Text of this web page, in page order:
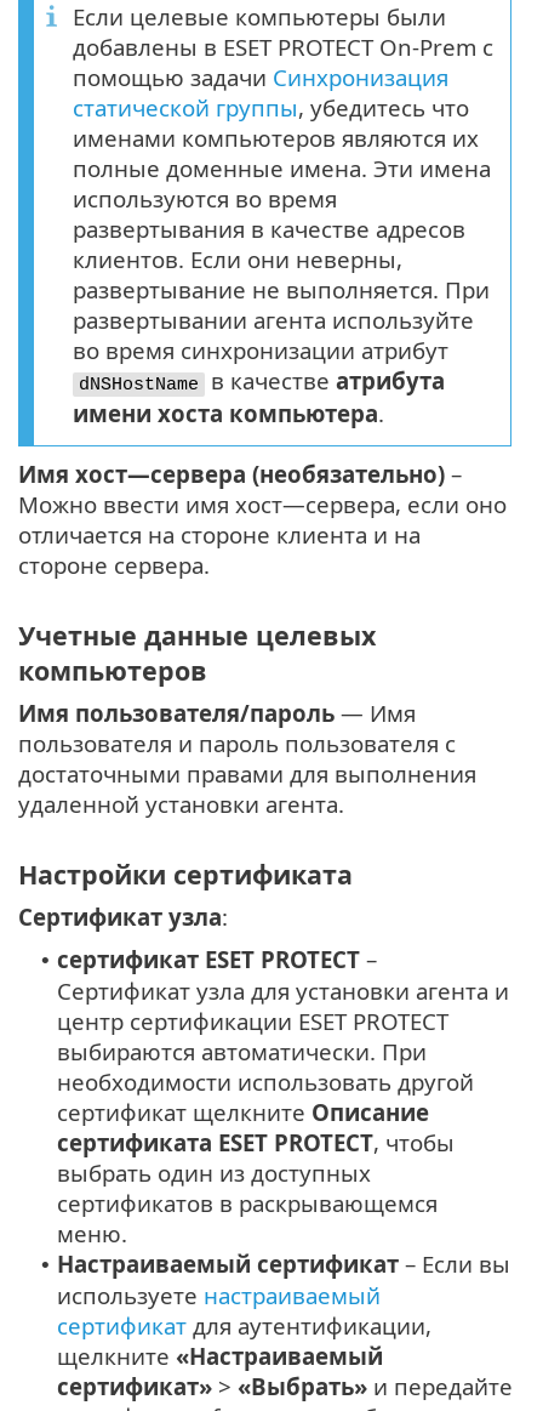
Если целевые компьютеры были
добавлены в ESET PROTECT On-Prem с
помощью задачи Синхронизация
статической группы, убедитесь что
именами компьютеров являются их
полные доменные имена. Эти имена
используются во время
развертывания в качестве адресов
клиентов. Если они неверны,
развертывание не выполняется. При
развертывании агента используйте
во время синхронизации атрибут
dNSHostName в качестве атрибута
имени хоста компьютера.
Имя хост—сервера (необязательно) –
Можно ввести имя хост—сервера, если оно
отличается на стороне клиента и на
стороне сервера.
Учетные данные целевых
компьютеров
Имя пользователя/пароль — Имя
пользователя и пароль пользователя с
достаточными правами для выполнения
удаленной установки агента.
Настройки сертификата
Сертификат узла:
• сертификат ESET PROTECT –
Сертификат узла для установки агента и
центр сертификации ESET PROTECT
выбираются автоматически. При
необходимости использовать другой
сертификат щелкните Описание
сертификата ESET PROTECT, чтобы
выбрать один из доступных
сертификатов в раскрывающемся
меню.
• Настраиваемый сертификат – Если вы
используете настраиваемый
сертификат для аутентификации,
щелкните «Настраиваемый
сертификат» > «Выбрать» и передайте